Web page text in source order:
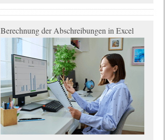
Berechnung der Abschreibungen in Excel